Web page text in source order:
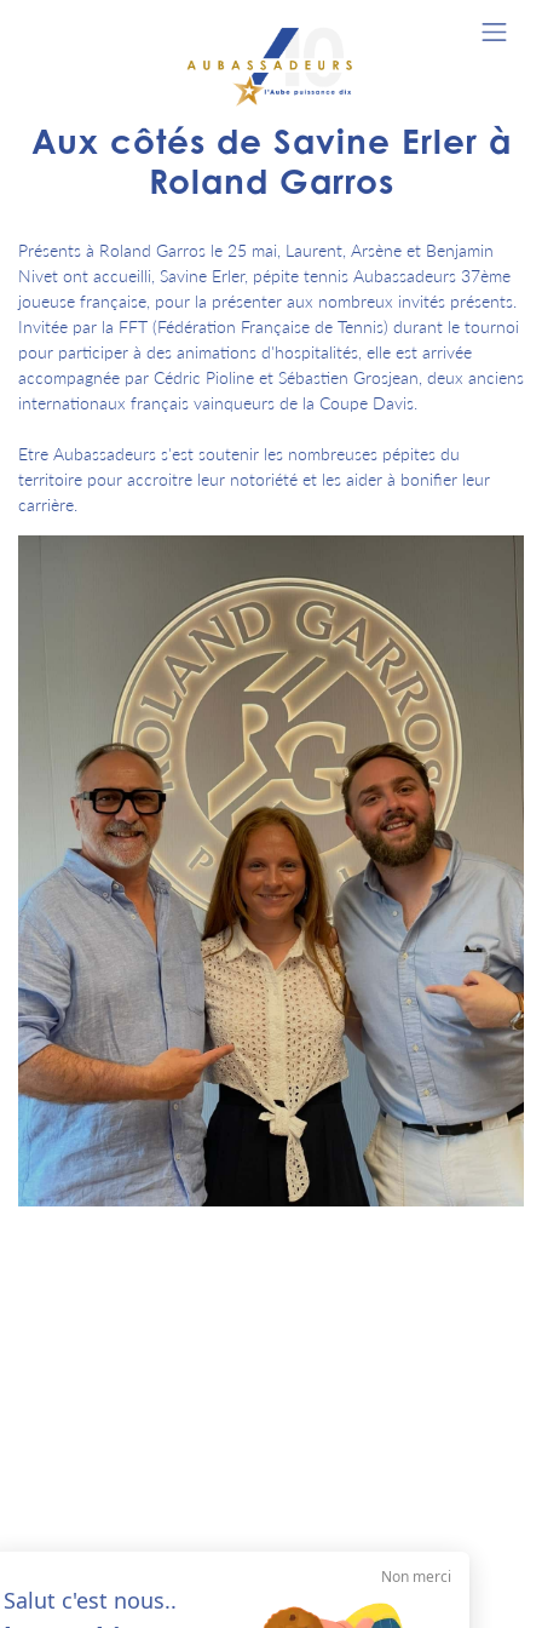
Aux côtés de Savine Erler à
Roland Garros
Présents à Roland Garros le 25 mai, Laurent, Arsène et Benjamin
Nivet ont accueilli, Savine Erler, pépite tennis Aubassadeurs 37ème
joueuse française, pour la présenter aux nombreux invités présents.
Invitée par la FFT (Fédération Française de Tennis) durant le tournoi
pour participer à des animations d'hospitalités, elle est arrivée
accompagnée par Cédric Pioline et Sébastien Grosjean, deux anciens
internationaux français vainqueurs de la Coupe Davis.
Etre Aubassadeurs s'est soutenir les nombreuses pépites du
territoire pour accroitre leur notoriété et les aider à bonifier leur
carrière.
Non merci
Salut c'est nous..